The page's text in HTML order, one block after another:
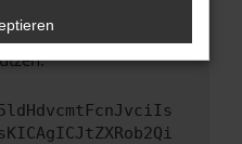
um uns bei der